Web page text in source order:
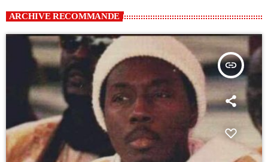
ARCHIVE RECOMMANDE
insert_link